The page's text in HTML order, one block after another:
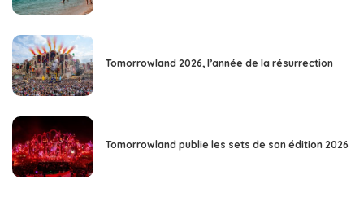
Tomorrowland 2026, l’année de la résurrection
Tomorrowland publie les sets de son édition 2026